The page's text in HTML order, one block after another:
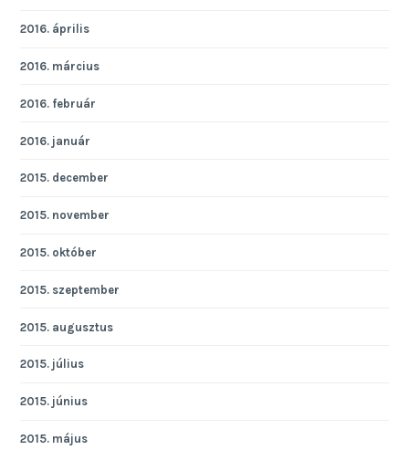
2016. április
2016. március
2016. február
2016. január
2015. december
2015. november
2015. október
2015. szeptember
2015. augusztus
2015. július
2015. június
2015. május